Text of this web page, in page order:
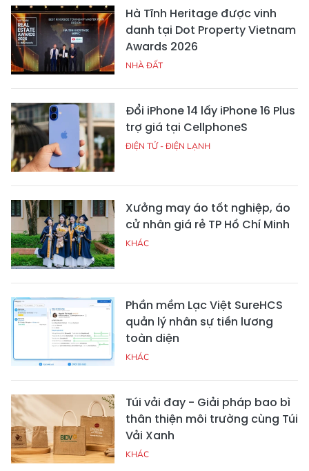
Hà Tĩnh Heritage được vinh
danh tại Dot Property Vietnam
Awards 2026
NHÀ ĐẤT
Đổi iPhone 14 lấy iPhone 16 Plus
trợ giá tại CellphoneS
ĐIỆN TỬ - ĐIỆN LẠNH
Xưởng may áo tốt nghiệp, áo
cử nhân giá rẻ TP Hồ Chí Minh
KHÁC
Phần mềm Lạc Việt SureHCS
quản lý nhân sự tiền lương
toàn diện
KHÁC
Túi vải đay - Giải pháp bao bì
thân thiện môi trường cùng Túi
Vải Xanh
KHÁC